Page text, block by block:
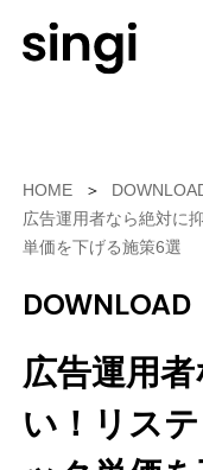
トップ
無料ウ
サービ
HOME
広告運用者なら絶対に
単価を下げる施策6選
DOWNLOAD
広告運用
い！リス